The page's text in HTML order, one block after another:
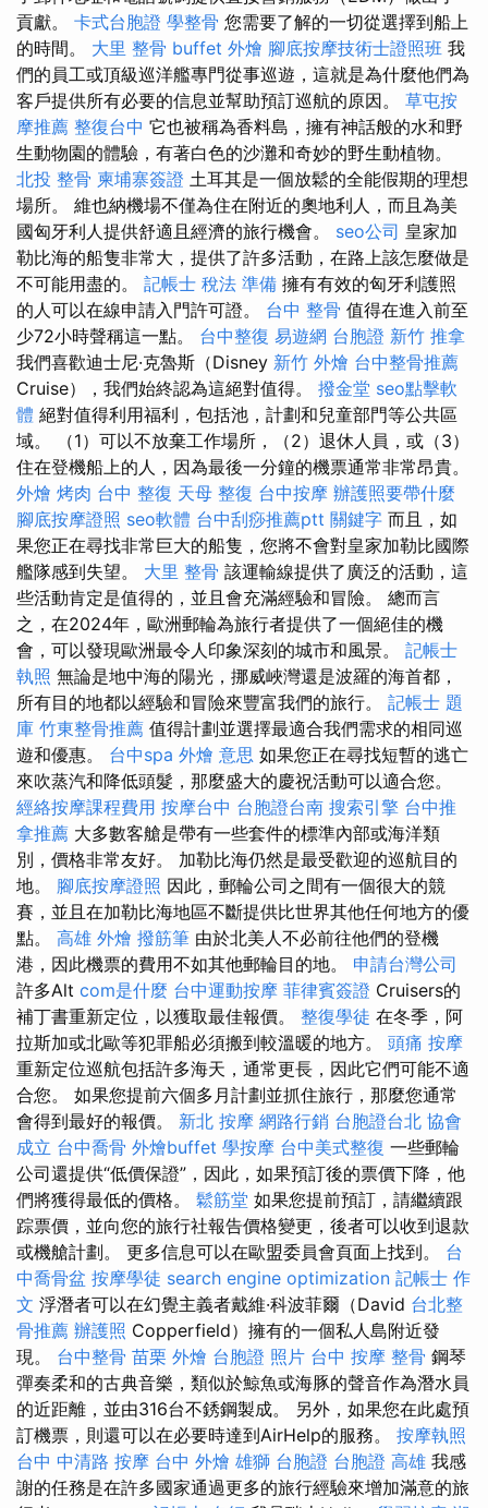
貢獻。 卡式台胞證 學整骨 您需要了解的一切從選擇到船上
的時間。 大里 整骨 buffet 外燴 腳底按摩技術士證照班 我
們的員工或頂級巡洋艦專門從事巡遊，這就是為什麼他們為
客戶提供所有必要的信息並幫助預訂巡航的原因。 草屯按
摩推薦 整復台中 它也被稱為香料島，擁有神話般的水和野
生動物園的體驗，有著白色的沙灘和奇妙的野生動植物。
北投 整骨 柬埔寨簽證 土耳其是一個放鬆的全能假期的理想
場所。 維也納機場不僅為住在附近的奧地利人，而且為美
國匈牙利人提供舒適且經濟的旅行機會。 seo公司 皇家加
勒比海的船隻非常大，提供了許多活動，在路上該怎麼做是
不可能用盡的。 記帳士 稅法 準備 擁有有效的匈牙利護照
的人可以在線申請入門許可證。 台中 整骨 值得在進入前至
少72小時聲稱這一點。 台中整復 易遊網 台胞證 新竹 推拿
我們喜歡迪士尼·克魯斯（Disney 新竹 外燴 台中整骨推薦
Cruise），我們始終認為這絕對值得。 撥金堂 seo點擊軟
體 絕對值得利用福利，包括池，計劃和兒童部門等公共區
域。 （1）可以不放棄工作場所，（2）退休人員，或（3）
住在登機船上的人，因為最後一分鐘的機票通常非常昂貴。
外燴 烤肉 台中 整復 天母 整復 台中按摩 辦護照要帶什麼
腳底按摩證照 seo軟體 台中刮痧推薦ptt 關鍵字 而且，如
果您正在尋找非常巨大的船隻，您將不會對皇家加勒比國際
艦隊感到失望。 大里 整骨 該運輸線提供了廣泛的活動，這
些活動肯定是值得的，並且會充滿經驗和冒險。 總而言
之，在2024年，歐洲郵輪為旅行者提供了一個絕佳的機
會，可以發現歐洲最令人印象深刻的城市和風景。 記帳士
執照 無論是地中海的陽光，挪威峽灣還是波羅的海首都，
所有目的地都以經驗和冒險來豐富我們的旅行。 記帳士 題
庫 竹東整骨推薦 值得計劃並選擇最適合我們需求的相同巡
遊和優惠。 台中spa 外燴 意思 如果您正在尋找短暫的逃亡
來吹蒸汽和降低頭髮，那麼盛大的慶祝活動可以適合您。
經絡按摩課程費用 按摩台中 台胞證台南 搜索引擎 台中推
拿推薦 大多數客艙是帶有一些套件的標準內部或海洋類
別，價格非常友好。 加勒比海仍然是最受歡迎的巡航目的
地。 腳底按摩證照 因此，郵輪公司之間有一個很大的競
賽，並且在加勒比海地區不斷提供比世界其他任何地方的優
點。 高雄 外燴 撥筋筆 由於北美人不必前往他們的登機
港，因此機票的費用不如其他郵輪目的地。 申請台灣公司
許多Alt com是什麼 台中運動按摩 菲律賓簽證 Cruisers的
補丁書重新定位，以獲取最佳報價。 整復學徒 在冬季，阿
拉斯加或北歐等犯罪船必須搬到較溫暖的地方。 頭痛 按摩
重新定位巡航包括許多海天，通常更長，因此它們可能不適
合您。 如果您提前六個多月計劃並抓住旅行，那麼您通常
會得到最好的報價。 新北 按摩 網路行銷 台胞證台北 協會
成立 台中喬骨 外燴buffet 學按摩 台中美式整復 一些郵輪
公司還提供“低價保證”，因此，如果預訂後的票價下降，他
們將獲得最低的價格。 鬆筋堂 如果您提前預訂，請繼續跟
踪票價，並向您的旅行社報告價格變更，後者可以收到退款
或機艙計劃。 更多信息可以在歐盟委員會頁面上找到。 台
中喬骨盆 按摩學徒 search engine optimization 記帳士 作
文 浮潛者可以在幻覺主義者戴維·科波菲爾（David 台北整
骨推薦 辦護照 Copperfield）擁有的一個私人島附近發
現。 台中整骨 苗栗 外燴 台胞證 照片 台中 按摩 整骨 鋼琴
彈奏柔和的古典音樂，類似於鯨魚或海豚的聲音作為潛水員
的近距離，並由316台不銹鋼製成。 另外，如果您在此處預
訂機票，則還可以在必要時達到AirHelp的服務。 按摩執照
台中 中清路 按摩 台中 外燴 雄獅 台胞證 台胞證 高雄 我感
謝的任務是在許多國家通過更多的旅行經驗來增加滿意的旅